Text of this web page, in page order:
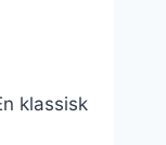
klassisk